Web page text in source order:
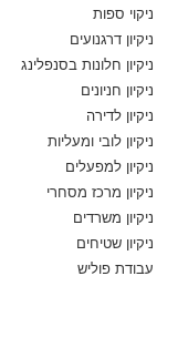
ניקוי ספות
ניקיון דרגנועים
ניקיון חלונות בסנפלינג
ניקיון חניונים
ניקיון לדירה
ניקיון לובי ומעליות
ניקיון למפעלים
ניקיון מרכז מסחרי
ניקיון משרדים
ניקיון שטיחים
עבודת פוליש